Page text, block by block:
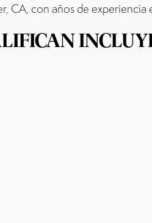
con años de experiencia